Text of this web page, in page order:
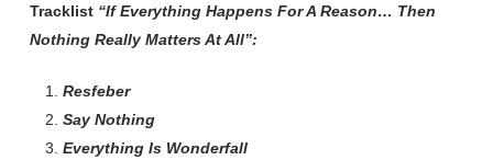
Tracklist“If Everything Happens For A Reason… Then
Nothing Really Matters At All”:
Resfeber
Say Nothing
Everything Is Wonderfall